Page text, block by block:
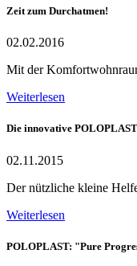
Zeit zum Durchatmen!
02.02.2016
Mit der
Weiterlesen
Die innovative
02.11.2015
Der nützliche kleine
Weiterlesen
POLOPLAST: "Pure